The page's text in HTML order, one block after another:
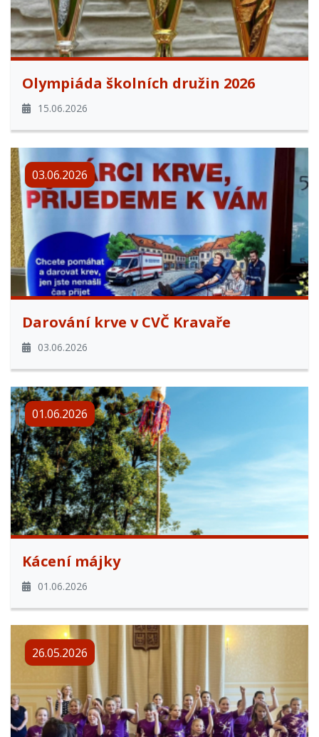
Olympiáda školních družin 2026
15.06.2026
03.06.2026
Darování krve v CVČ Kravaře
03.06.2026
01.06.2026
Kácení májky
01.06.2026
26.05.2026